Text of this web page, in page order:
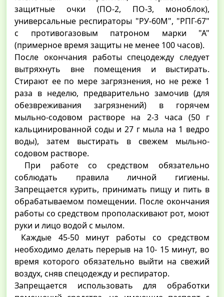
защитные очки (ПО-2, ПО-3, моноблок),
универсальные респираторы "РУ-60М", "РПГ-67"
с противогазовым патроном марки "А"
(примерное время защиты не менее 100 часов).
После окончания работы спецодежду следует
вытряхнуть вне помещения и выстирать.
Стирают ее по мере загрязнения, но не реже 1
раза в неделю, предварительно замочив (для
обезвреживания загрязнений) в горячем
мыльно-содовом растворе на 2-3 часа (50 г
кальцинированной соды и 27 г мыла на 1 ведро
воды), затем выстирать в свежем мыльно-
содовом растворе.
При работе со средством обязательно
соблюдать правила личной гигиены.
Запрещается курить, принимать пищу и пить в
обрабатываемом помещении. После окончания
работы со средством прополаскивают рот, моют
руки и лицо водой с мылом.
Каждые 45-50 минут работы со средством
необходимо делать перерыв на 10- 15 минут, во
время которого обязательно выйти на свежий
воздух, сняв спецодежду и респиратор.
Запрещается использовать для обработки